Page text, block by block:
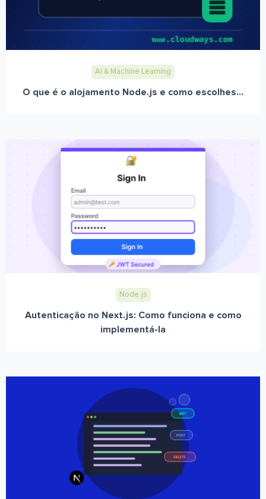
AI & Machine Learning
O que é o alojamento Node.js e como escolhes...
Node.js
Autenticação no Next.js: Como funciona e como
implementá-la